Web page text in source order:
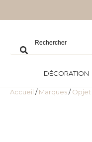
DÉCORATION
Accueil /Marques/Opjet